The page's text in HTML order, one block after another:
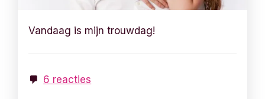
Vandaag is mijn trouwdag!
6 reacties